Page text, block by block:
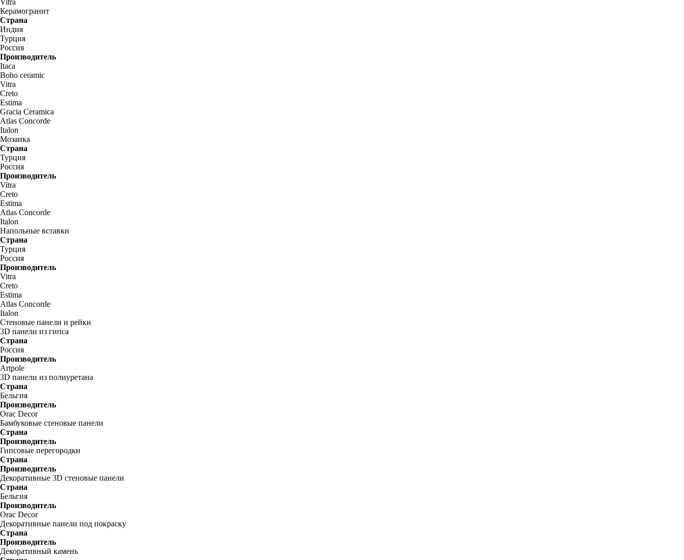
Vitra
Керамогранит
Страна
Индия
Турция
Россия
Производитель
Itaca
Boho ceramic
Vitra
Creto
Estima
Gracia Ceramica
Atlas Concorde
Italon
Мозаика
Страна
Турция
Россия
Производитель
Vitra
Creto
Estima
Atlas Concorde
Italon
Напольные вставки
Страна
Турция
Россия
Производитель
Vitra
Creto
Estima
Atlas Concorde
Italon
Стеновые панели и рейки
3D панели из гипса
Страна
Россия
Производитель
Artpole
3D панели из полиуретана
Страна
Бельгия
Производитель
Orac Decor
Бамбуковые стеновые панели
Страна
Производитель
Гипсовые перегородки
Страна
Производитель
Декоративные 3D стеновые панели
Страна
Бельгия
Производитель
Orac Decor
Декоративные панели под покраску
Страна
Производитель
Декоративный камень